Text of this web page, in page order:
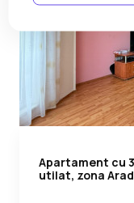
Apartament cu
utilat, zona